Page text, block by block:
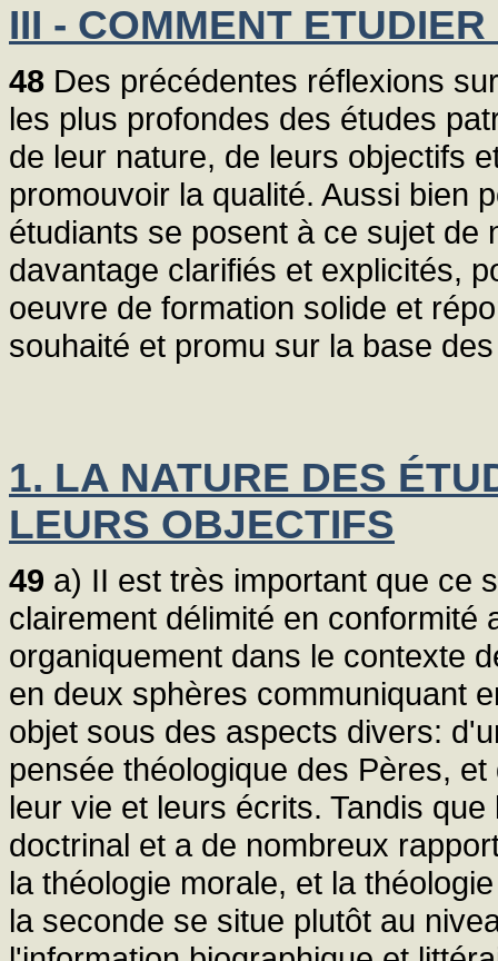
III - COMMENT
48 Des précédentes réflexions
les plus profondes des études
de leur nature, de leurs objectifs
promouvoir la qualité. Aussi bien
étudiants se posent à ce sujet de
davantage clarifiés et explicités,
oeuvre de formation solide et
souhaité et promu sur la base
1. LA NATURE DES
LEURS OBJECTIFS
49 a) II est très important que ce
clairement délimité en
organiquement dans le contexte
en deux sphères communiquant
objet sous des aspects divers:
pensée théologique des Pères,
leur vie et leurs écrits. Tandis
doctrinal et a de nombreux
la théologie morale, et la
la seconde se situe plutôt au